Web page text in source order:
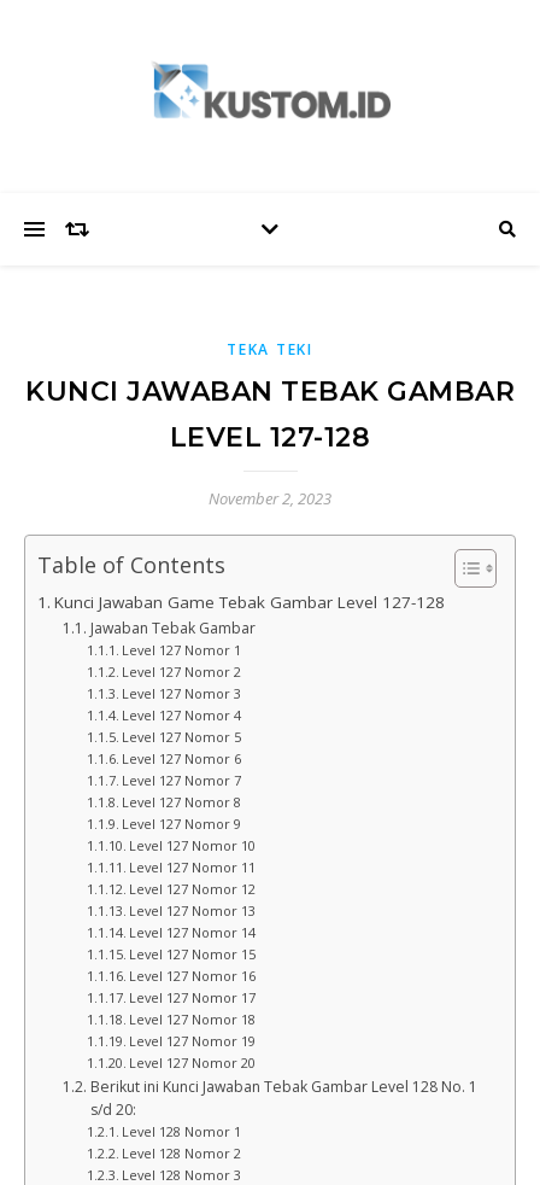
TEKA TEKI
KUNCI JAWABAN TEBAK GAMBAR
LEVEL 127-128
November 2, 2023
Table of Contents
Kunci Jawaban Game Tebak Gambar Level 127-128
Jawaban Tebak Gambar
Level 127 Nomor 1
Level 127 Nomor 2
Level 127 Nomor 3
Level 127 Nomor 4
Level 127 Nomor 5
Level 127 Nomor 6
Level 127 Nomor 7
Level 127 Nomor 8
Level 127 Nomor 9
Level 127 Nomor 10
Level 127 Nomor 11
Level 127 Nomor 12
Level 127 Nomor 13
Level 127 Nomor 14
Level 127 Nomor 15
Level 127 Nomor 16
Level 127 Nomor 17
Level 127 Nomor 18
Level 127 Nomor 19
Level 127 Nomor 20
Berikut ini Kunci Jawaban Tebak Gambar Level 128 No. 1
s/d 20:
Level 128 Nomor 1
Level 128 Nomor 2
Level 128 Nomor 3